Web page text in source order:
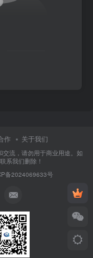
作 关于我们
流，请勿用于商业用途。如
系我们删除！
备2024069633号